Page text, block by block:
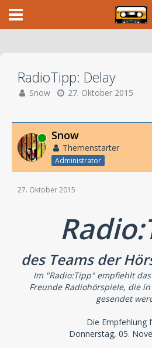
RadioTipp: Delay
Snow 27. Oktober 2015
Online Snow
Themenstarter
Administrator
27. Oktober 2015
des Teams der
Im "Radio:Tipp" empfiehlt
Freunde Radiohörspiele, die
gesendet
Die Empfehlung
Donnerstag, 05.